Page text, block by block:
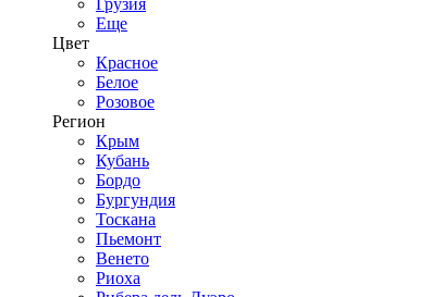
Грузия
Еще
Цвет
Красное
Белое
Розовое
Регион
Крым
Кубань
Бордо
Бургундия
Тоскана
Пьемонт
Венето
Риоха